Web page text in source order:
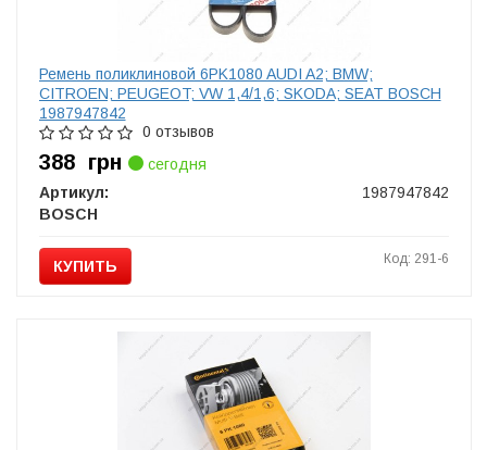
Ремень поликлиновой 6PK1080 AUDI A2; BMW;
CITROEN; PEUGEOT; VW 1,4/1,6; SKODA; SEAT BOSCH
1987947842
0 отзывов
388 грн
сегодня
Артикул:
1987947842
BOSCH
КУПИТЬ Код: 291-6